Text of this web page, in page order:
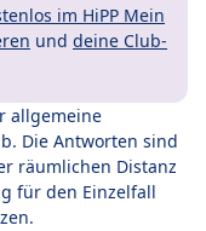
im HiPP Mein
und deine Club-
allgemeine
Die Antworten sind
räumlichen Distanz
für den Einzelfall